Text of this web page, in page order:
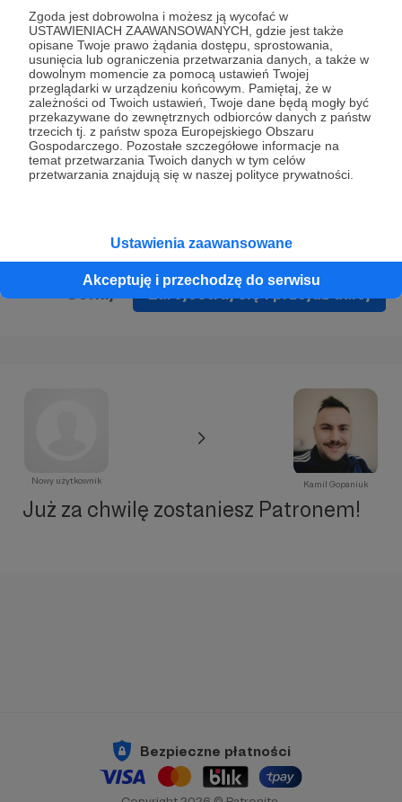
Zgoda jest dobrowolna i możesz ją wycofać w
USTAWIENIACH ZAAWANSOWANYCH, gdzie jest także
opisane Twoje prawo żądania dostępu, sprostowania,
usunięcia lub ograniczenia przetwarzania danych, a także w
dowolnym momencie za pomocą ustawień Twojej
przeglądarki w urządzeniu końcowym. Pamiętaj, że w
zależności od Twoich ustawień, Twoje dane będą mogły być
przekazywane do zewnętrznych odbiorców danych z państw
trzecich tj. z państw spoza Europejskiego Obszaru
Gospodarczego. Pozostałe szczegółowe informacje na
temat przetwarzania Twoich danych w tym celów
przetwarzania znajdują się w naszej polityce prywatności.
Ustawienia zaawansowane
Akceptuję i przechodzę do serwisu
* Wyrażam zgodę na przetwarzanie moich danych
osobowych podanych w formularzu rejestracyjnym w celu
prawidłowego świadczenia usług serwisu Patronite.
Wyrażam zgodę na otrzymywanie drogą elektroniczną
informacji handlowych - newslettera. Opcja ta może zostać
zmieniona w ustawieniach konta.
Zarejestruj się i przejdź dalej
Nowy użytkownik Kamil Gopaniuk
Już za chwilę zostaniesz Patronem!
Bezpieczne płatności